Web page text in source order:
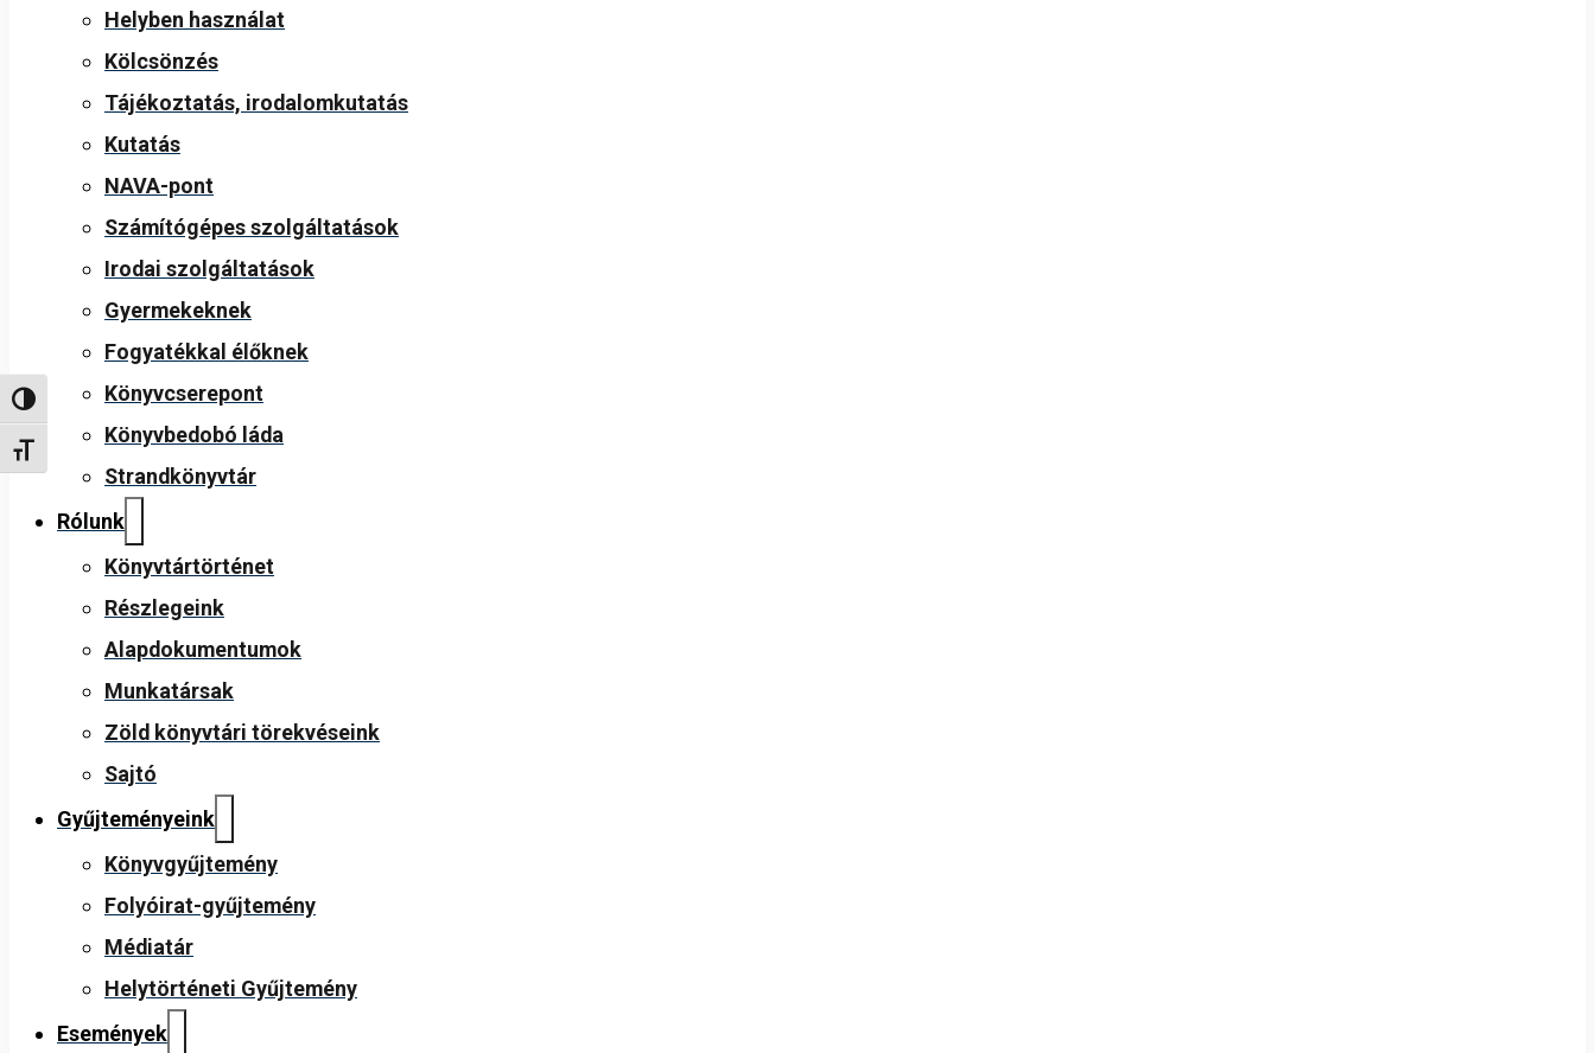
Nagy kontraszt váltása
Betűméret váltása
Helyben használat
Kölcsönzés
Tájékoztatás, irodalomkutatás
Kutatás
NAVA-pont
Számítógépes szolgáltatások
Irodai szolgáltatások
Gyermekeknek
Fogyatékkal élőknek
Könyvcserepont
Könyvbedobó láda
Strandkönyvtár
Rólunk
Könyvtártörténet
Részlegeink
Alapdokumentumok
Munkatársak
Zöld könyvtári törekvéseink
Sajtó
Gyűjteményeink
Könyvgyűjtemény
Folyóirat-gyűjtemény
Médiatár
Helytörténeti Gyűjtemény
Események